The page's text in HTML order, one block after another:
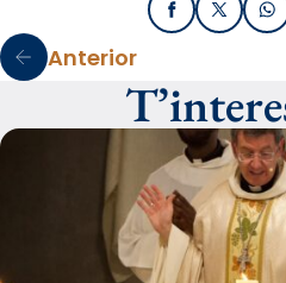
Facebook
X /
Anterior